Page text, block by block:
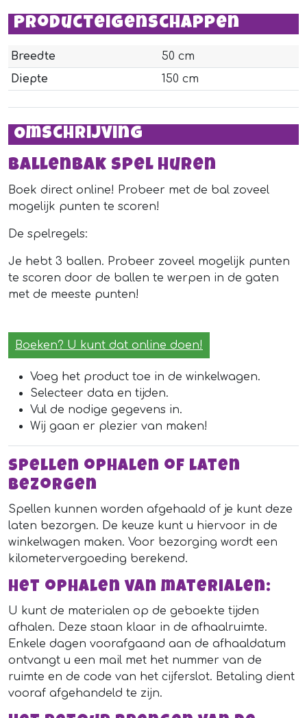
Producteigenschappen
Breedte
50 cm
Diepte
150 cm
Omschrijving
Ballenbak spel huren
Boek direct online! Probeer met de bal zoveel
mogelijk punten te scoren!
De spelregels:
Je hebt 3 ballen. Probeer zoveel mogelijk punten
te scoren door de ballen te werpen in de gaten
met de meeste punten!
Boeken? U kunt dat online doen!
Voeg het product toe in de winkelwagen.
Selecteer data en tijden.
Vul de nodige gegevens in.
Wij gaan er plezier van maken!
Spellen ophalen of laten
bezorgen
Spellen kunnen worden afgehaald of je kunt deze
laten bezorgen. De keuze kunt u hiervoor in de
winkelwagen maken. Voor bezorging wordt een
kilometervergoeding berekend.
Het ophalen van materialen:
U kunt de materialen op de geboekte tijden
afhalen. Deze staan klaar in de afhaalruimte.
Enkele dagen voorafgaand aan de afhaaldatum
ontvangt u een mail met het nummer van de
ruimte en de code van het cijferslot. Betaling dient
vooraf afgehandeld te zijn.